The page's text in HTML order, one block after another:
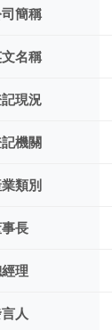
簡稱
名稱
現況
機關
類別
長
理
人